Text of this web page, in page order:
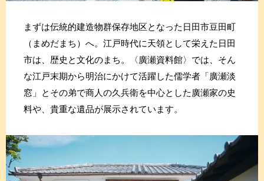
まずは伝統的建造物群保存地区となった日田市豆田町
（まめだまち）へ。江戸時代に天領として栄えた日田
市は、歴史と文化のまち。〈廣瀬資料館〉では、そん
な江戸末期から明治にかけて活躍した儒学者「廣瀬淡
窓」とその弟で商人の久兵衛を中心とした廣瀬家の史
料や、貴重な遺品が展示されています。